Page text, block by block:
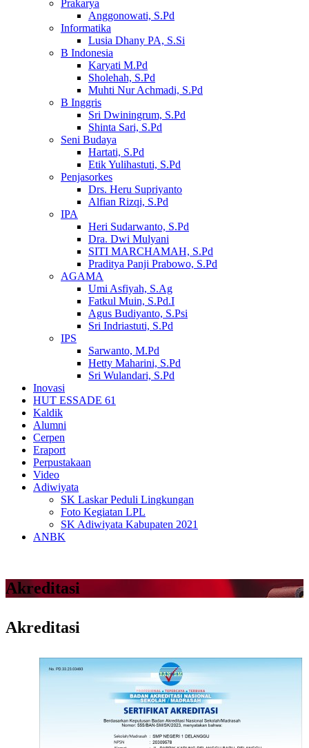
Prakarya
Anggonowati, S.Pd
Informatika
Lusia Dhany PA, S.Si
B Indonesia
Karyati M.Pd
Sholehah, S.Pd
Muhti Nur Achmadi, S.Pd
B Inggris
Sri Dwiningrum, S.Pd
Shinta Sari, S.Pd
Seni Budaya
Hartati, S.Pd
Etik Yulihastuti, S.Pd
Penjasorkes
Drs. Heru Supriyanto
Alfian Rizqi, S.Pd
IPA
Heri Sudarwanto, S.Pd
Dra. Dwi Mulyani
SITI MARCHAMAH, S.Pd
Praditya Panji Prabowo, S.Pd
AGAMA
Umi Asfiyah, S.Ag
Fatkul Muin, S.Pd.I
Agus Budiyanto, S.Psi
Sri Indriastuti, S.Pd
IPS
Sarwanto, M.Pd
Hetty Maharini, S.Pd
Sri Wulandari, S.Pd
Inovasi
HUT ESSADE 61
Kaldik
Alumni
Cerpen
Eraport
Perpustakaan
Video
Adiwiyata
SK Laskar Peduli Lingkungan
Foto Kegiatan LPL
SK Adiwiyata Kabupaten 2021
ANBK
Akreditasi
Akreditasi